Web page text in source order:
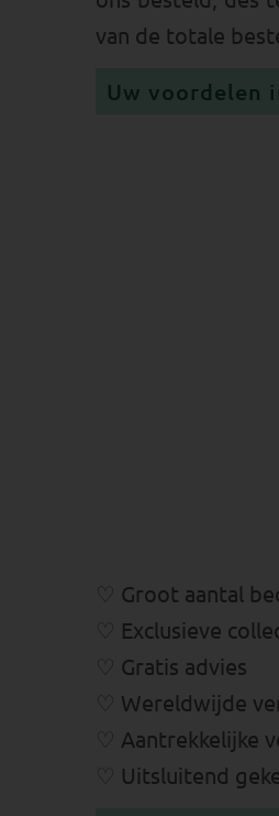
van de totale
Uw voordelen
Groot aantal
Exclusieve
Gratis advies
Wereldwijde
Aantrekkelijke
Uitsluitend